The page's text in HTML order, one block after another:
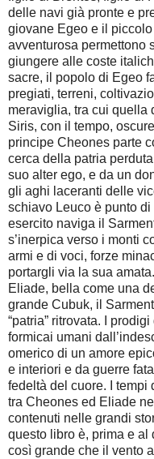
delle navi già pronte e
giovane Egeo e il
avventurosa permettono
giungere alle coste
sacre, il popolo di Egeo
pregiati, terreni,
meraviglia, tra cui quella
Siris, con il tempo,
principe Cheones parte
cerca della patria
suo alter ego, e da un
gli aghi laceranti delle
schiavo Leuco è punto
esercito naviga il
s’inerpica verso i monti
armi e di voci, forze
portargli via la sua
Eliade, bella come una
grande Cubuk, il
“patria” ritrovata. I
formicai umani
omerico di un amore
e interiori e da guerre
fedeltà del cuore. I tempi
tra Cheones ed Eliade
contenuti nelle grandi
questo libro è, prima e al
così grande che il vento